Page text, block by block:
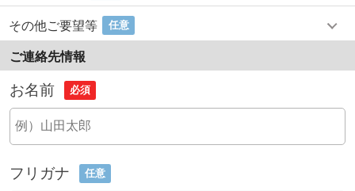
その他ご要望等 任意
ご連絡先情報
お名前 必須
フリガナ 任意